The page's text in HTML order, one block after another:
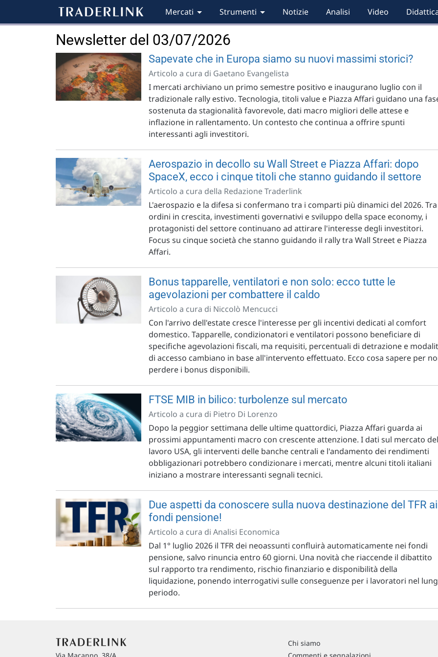
Mercati Strumenti Notizie Analisi Video
Newsletter del 03/07/2026
Sapevate che in Europa siamo su nuovi massimi storici?
Articolo a cura di Gaetano Evangelista
I mercati archiviano un primo semestre positivo e inaugurano luglio con il
tradizionale rally estivo. Tecnologia, titoli value e Piazza Affari guidano una
sostenuta da stagionalità favorevole, dati macro migliori delle attese e
inflazione in rallentamento. Un contesto che continua a offrire spunti
interessanti agli investitori.
Aerospazio in decollo su Wall Street e Piazza Affari: dopo
SpaceX, ecco i cinque titoli che stanno guidando il settore
Articolo a cura della Redazione Traderlink
L'aerospazio e la difesa si confermano tra i comparti più dinamici del 2026. Tra
ordini in crescita, investimenti governativi e sviluppo della space economy, i
protagonisti del settore continuano ad attirare l'interesse degli investitori.
Focus su cinque società che stanno guidando il rally tra Wall Street e Piazza
Affari.
Bonus tapparelle, ventilatori e non solo: ecco tutte le
agevolazioni per combattere il caldo
Articolo a cura di Niccolò Mencucci
Con l'arrivo dell'estate cresce l'interesse per gli incentivi dedicati al comfort
domestico. Tapparelle, condizionatori e ventilatori possono beneficiare di
specifiche agevolazioni fiscali, ma requisiti, percentuali di detrazione e
di accesso cambiano in base all'intervento effettuato. Ecco cosa sapere per
perdere i bonus disponibili.
FTSE MIB in bilico: turbolenze sul mercato
Articolo a cura di Pietro Di Lorenzo
Dopo la peggior settimana delle ultime quattordici, Piazza Affari guarda ai
prossimi appuntamenti macro con crescente attenzione. I dati sul mercato del
lavoro USA, gli interventi delle banche centrali e l'andamento dei rendimenti
obbligazionari potrebbero condizionare i mercati, mentre alcuni titoli italiani
iniziano a mostrare interessanti segnali tecnici.
Due aspetti da conoscere sulla nuova destinazione del TFR ai
fondi pensione!
Articolo a cura di Analisi Economica
Dal 1° luglio 2026 il TFR dei neoassunti confluirà automaticamente nei fondi
pensione, salvo rinuncia entro 60 giorni. Una novità che riaccende il dibattito
sul rapporto tra rendimento, rischio finanziario e disponibilità della
liquidazione, ponendo interrogativi sulle conseguenze per i lavoratori nel
periodo.
Chi siamo